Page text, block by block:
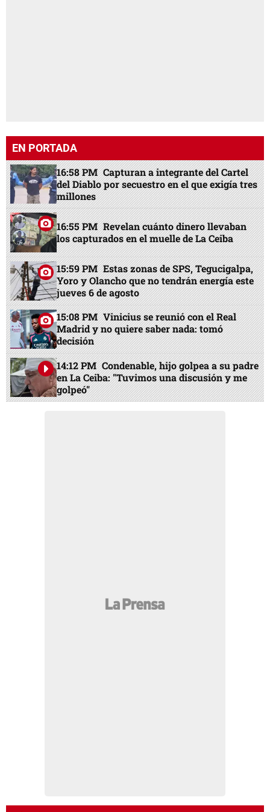
EN PORTADA
16:58 PM Capturan a integrante del Cartel
del Diablo por secuestro en el que exigía tres
millones
16:55 PM Revelan cuánto dinero llevaban
los capturados en el muelle de La Ceiba
15:59 PM Estas zonas de SPS, Tegucigalpa,
Yoro y Olancho que no tendrán energía este
jueves 6 de agosto
15:08 PM Vinicius se reunió con el Real
Madrid y no quiere saber nada: tomó
decisión
14:12 PM Condenable, hijo golpea a su padre
en La Ceiba: "Tuvimos una discusión y me
golpeó"